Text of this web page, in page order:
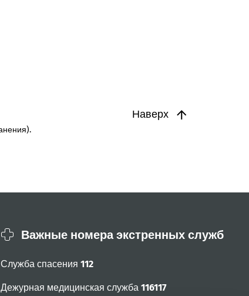
Наверх
Важные номера экстренных служб
Служба спасения 112
Дежурная медицинская служба 116117